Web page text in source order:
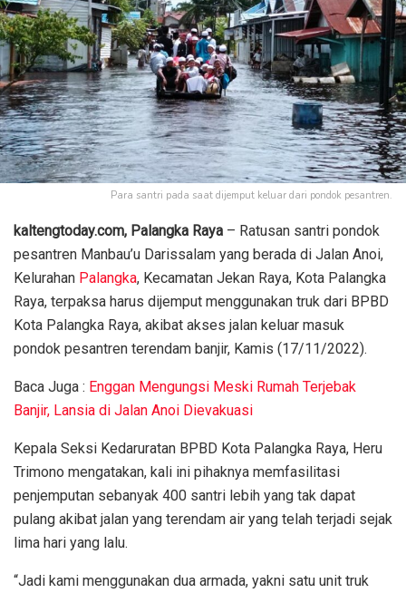
Para santri pada saat dijemput keluar dari pondok pesantren.
kaltengtoday.com, Palangka Raya – Ratusan santri pondok
pesantren Manbau’u Darissalam yang berada di Jalan Anoi,
Kelurahan Palangka, Kecamatan Jekan Raya, Kota Palangka
Raya, terpaksa harus dijemput menggunakan truk dari BPBD
Kota Palangka Raya, akibat akses jalan keluar masuk
pondok pesantren terendam banjir, Kamis (17/11/2022).
Baca Juga : Enggan Mengungsi Meski Rumah Terjebak
Banjir, Lansia di Jalan Anoi Dievakuasi
Kepala Seksi Kedaruratan BPBD Kota Palangka Raya, Heru
Trimono mengatakan, kali ini pihaknya memfasilitasi
penjemputan sebanyak 400 santri lebih yang tak dapat
pulang akibat jalan yang terendam air yang telah terjadi sejak
lima hari yang lalu.
“Jadi kami menggunakan dua armada, yakni satu unit truk